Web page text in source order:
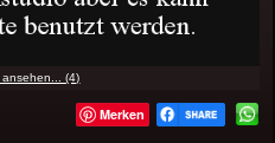
ansehen... (4)
Merken